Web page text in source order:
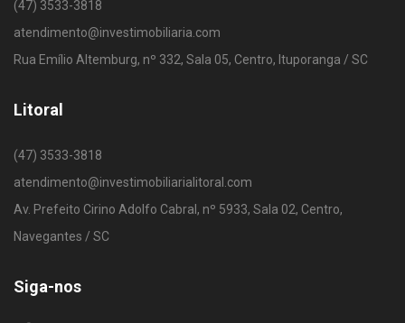
(47) 3533-3818
atendimento@investimobiliaria.com
Rua Emílio Altemburg, nº 332, Sala 05, Centro, Ituporanga / SC
Litoral
(47) 3533-3818
atendimento@investimobiliarialitoral.com
Av. Prefeito Cirino Adolfo Cabral, nº 5933, Sala 02, Centro,
Navegantes / SC
Siga-nos